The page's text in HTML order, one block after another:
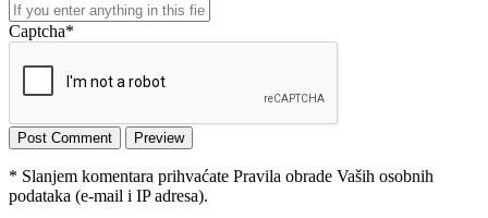
Captcha*
* Slanjem komentara prihvaćate Pravila obrade Vaših osobnih
podataka (e-mail i IP adresa).